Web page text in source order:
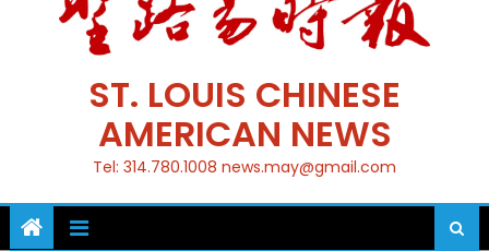
ST. LOUIS CHINESE
AMERICAN NEWS
Tel: 314.780.1008 news.may@gmail.com